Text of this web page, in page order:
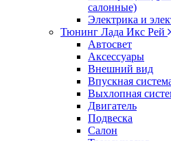
салонные)
Электрика и
Тюнинг Лада Икс Рей
Автосвет
Аксессуары
Внешний вид
Впускная
Выхлопная
Двигатель
Подвеска
Салон